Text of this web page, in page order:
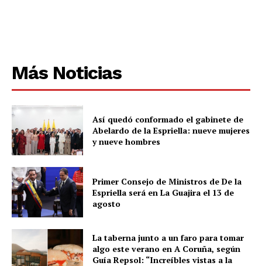
Más Noticias
Así quedó conformado el gabinete de
Abelardo de la Espriella: nueve mujeres
y nueve hombres
Primer Consejo de Ministros de De la
Espriella será en La Guajira el 13 de
agosto
La taberna junto a un faro para tomar
algo este verano en A Coruña, según
Guía Repsol: “Increíbles vistas a la